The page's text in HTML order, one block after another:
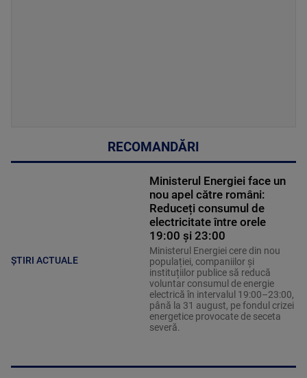
RECOMANDĂRI
ȘTIRI ACTUALE
Ministerul Energiei face un
nou apel către români:
Reduceți consumul de
electricitate între orele
19:00 și 23:00
Ministerul Energiei cere din nou
populației, companiilor și
instituțiilor publice să reducă
voluntar consumul de energie
electrică în intervalul 19:00–23:00,
până la 31 august, pe fondul crizei
energetice provocate de seceta
severă.